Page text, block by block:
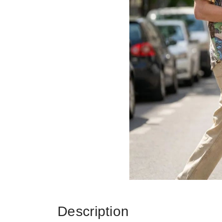
Description